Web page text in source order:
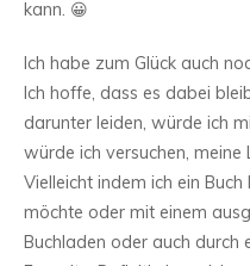
kann. 😀
Ich habe zum Glück auch
Ich hoffe, dass es dabei
darunter leiden, würde ich
würde ich versuchen, meine
Vielleicht indem ich ein
möchte oder mit einem
Buchladen oder auch durch